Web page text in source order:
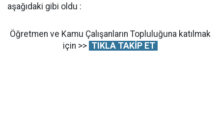
aşağıdaki gibi oldu :
Öğretmen ve Kamu Çalışanların Topluluğuna katılmak
için >> TIKLA TAKİP ET